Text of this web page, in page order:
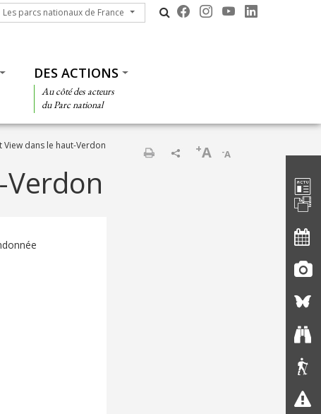
parcs nationaux de France
Les parcs nationaux de France
DES ACTIONS
Au côté des acteurs
du Parc national
View dans le haut-Verdon
-A
+A